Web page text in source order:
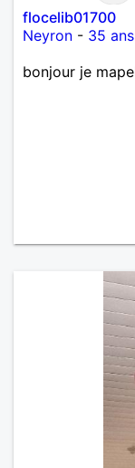
flocelib01700
Neyron - 35 ans
bonjour je